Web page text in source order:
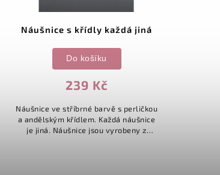
Náušnice s křídly každá jiná
239 Kč
Do košíku
Náušnice ve stříbrné barvě s perličkou
a andělským křídlem. Každá náušnice
je jiná. Náušnice jsou vyrobeny z